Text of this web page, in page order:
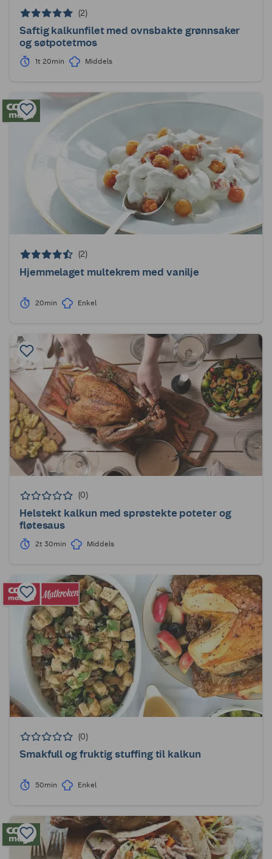
(2)
Saftig kalkunfilet med ovnsbakte grønnsaker
og søtpotetmos
1t 20min Middels
(2)
Hjemmelaget multekrem med vanilje
20min Enkel
(0)
Helstekt kalkun med sprøstekte poteter og
fløtesaus
2t 30min Middels
(0)
Smakfull og fruktig stuffing til kalkun
50min Enkel